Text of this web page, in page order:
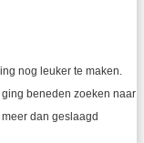
nog leuker te maken.
beneden zoeken naar
dan geslaagd